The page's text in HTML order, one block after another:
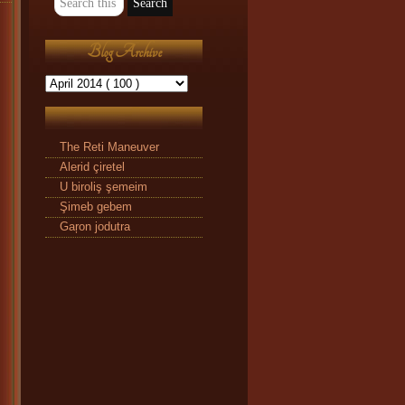
Blog Archive
The Reti Maneuver
Alerid çiretel
U biroliş şemeim
Şimeb gebem
Gaŗon jodutra